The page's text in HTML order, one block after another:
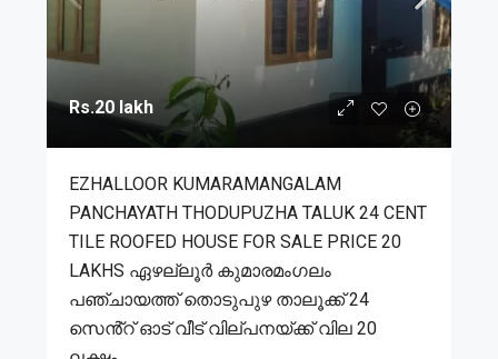
Rs.20 lakh
EZHALLOOR KUMARAMANGALAM
PANCHAYATH THODUPUZHA TALUK 24 CENT
TILE ROOFED HOUSE FOR SALE PRICE 20
LAKHS ഏഴല്ലൂർ കുമാരമംഗലം
പഞ്ചായത്ത് തൊടുപുഴ താലൂക്ക് 24
സെൻ്റ് ഓട് വീട് വില്പനയ്ക്ക് വില 20